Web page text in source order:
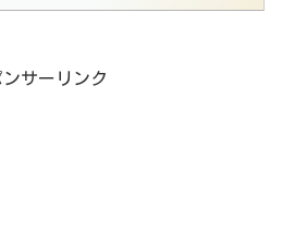
ンサーリンク